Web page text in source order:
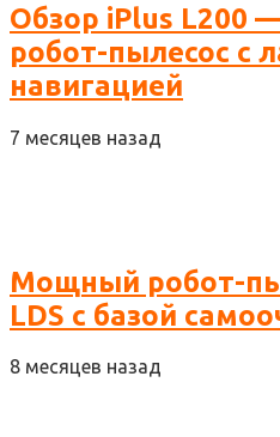
Обзор iPlus L200
робот-пылесос с
навигацией
7 месяцев назад
Мощный робот-
LDS с базой
8 месяцев назад